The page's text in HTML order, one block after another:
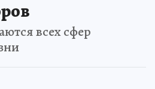
всех сфер